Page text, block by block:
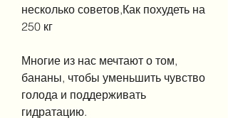
несколько советов,Как похудеть на
250 кг
Многие из нас мечтают о том,
бананы, чтобы уменьшить чувство
голода и поддерживать
гидратацию.